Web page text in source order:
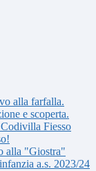
alla farfalla.
e scoperta.
Fiesso
alla "Giostra"
a.s. 2023/24